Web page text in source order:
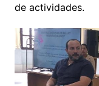
de actividades.